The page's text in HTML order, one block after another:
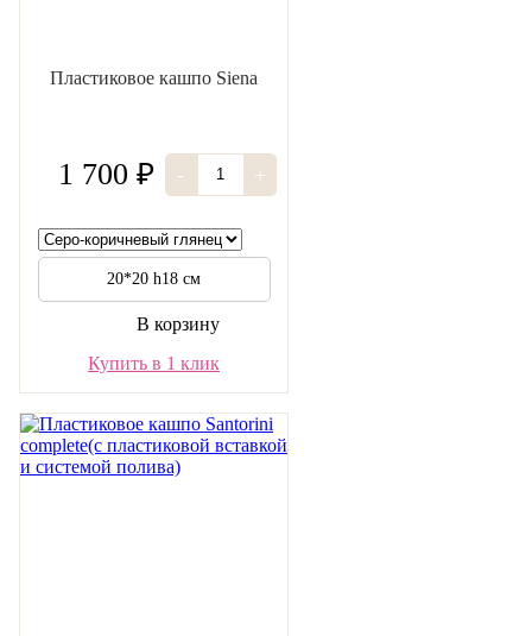
Пластиковое кашпо Siena
1 700 ₽ - +
20*20 h18 см
В корзину
Купить в 1 клик